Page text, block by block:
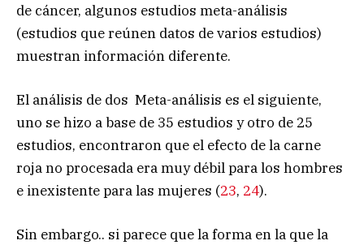
de cáncer, algunos estudios meta-análisis
(estudios que reúnen datos de varios estudios)
muestran información diferente.
El análisis de dos Meta-análisis es el siguiente,
uno se hizo a base de 35 estudios y otro de 25
estudios, encontraron que el efecto de la carne
roja no procesada era muy débil para los hombres
e inexistente para las mujeres (23, 24).
Sin embargo.. si parece que la forma en la que la